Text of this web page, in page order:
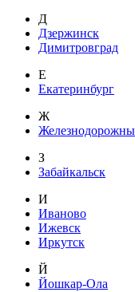
Д
Дзержинск
Димитровград
Е
Екатеринбург
Ж
З
Забайкальск
И
Иваново
Ижевск
Иркутск
Й
Йошкар-Ола